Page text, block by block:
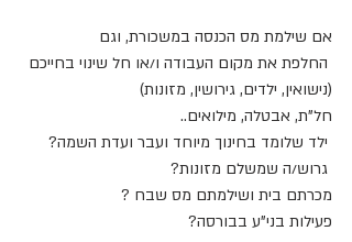
אם שילמת מס הכנסה במשכורת, וגם
החלפת את מקום העבודה ו/או חל שינוי בחייכם
(נישואין, ילדים, גירושין, מזונות)
חל"ת, אבטלה, מילואים..
מכרתם בית ושילמתם מס שבח ?
פעילות בני"ע בבורסה?